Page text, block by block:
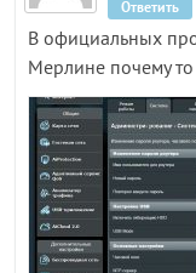
В официальных
Мерлине почему то
Ответить